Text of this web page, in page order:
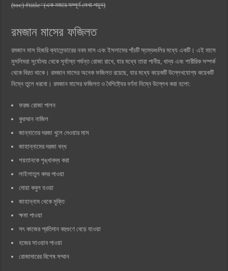
(toc) #title=(এক নজরে সম্পূর্ণ লেখা পড়ুন)
রমজান মাসের ফজিলত
রমজান মাস হিজরি ক্যালেন্ডারের নবম মাস এবং ইসলামের পাঁচটি স্তম্ভগুলির মধ্যে একটি। এই মাসে
মুসলিমরা সূর্যোদয় থেকে সূর্যাস্ত পর্যন্ত রোজা রাখে, যার মধ্যে তারা পানীয়, খাদ্য এবং শারীরিক সম্পর্ক
থেকে বিরত থাকে। রমজান মাসের অনেক ফজিলত রয়েছে, যার মধ্যে কয়েকটি উল্লেখযোগ্য কয়েকটি
নিম্নে তুলে ধরবো। রমজান মাসের ফজিলত ও বৈশিষ্ট্যের বর্ণনা নিম্নে উল্লেখ করা হলো:
ফরজ রোজা পালন
কুরআন নাজিল
জান্নাতের দরজা খুলে দেওয়ার মাস
জাহান্নামের দরজা বন্ধ
শয়তানকে শৃঙ্খাবদ্ধ করা
লাইলাতুল কদর পাওয়া
দোয়া কবুল হওয়া
জাহান্নাম থেকে মুক্তি
ক্ষমা পাওয়া
সৎ কাজের প্রতিদান বহুগুণে বেড়ে যাওয়া
হজের সাওয়াব পাওয়া
রোজাদারের বিশেষ সম্মান